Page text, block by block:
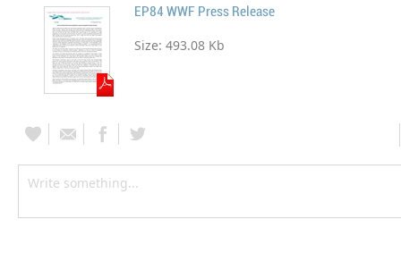
EP84 WWF Press Release
Size: 493.08 Kb